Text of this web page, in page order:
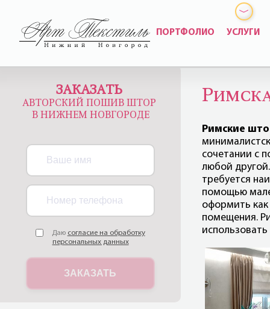
ПОРТФОЛИО УСЛУГИ
Римские
сочетании с
любой
требуется
помощью
оформить
помещения.
ЗАКАЗАТЬ
АВТОРСКИЙ ПОШИВ ШТОР
В НИЖНЕМ НОВГОРОДЕ
Даю согласие на обработку
персональных данных
ЗАКАЗАТЬ